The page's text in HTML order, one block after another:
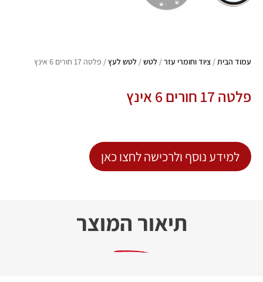
עמוד הבית/ ציוד וחומרי עזר/ לטש/ לטש לעץ/ פלטה 17 חורים 6 אינץ
פלטה 17 חורים 6 אינץ
למידע נוסף ולרכישה לחצו כאן
תיאור המוצר